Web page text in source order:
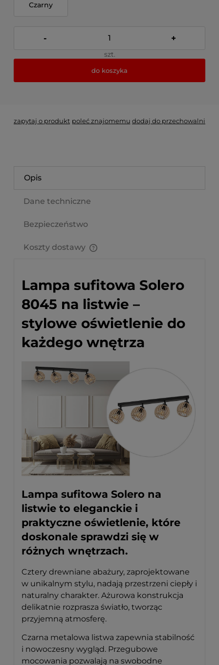
Czarny
- +
szt.
do koszyka
zapytaj o produkt poleć znajomemu dodaj do przechowalni
Opis
Dane techniczne
Bezpieczeństwo
Koszty dostawy
Lampa sufitowa Solero
8045 na listwie –
stylowe oświetlenie do
każdego wnętrza
Lampa sufitowa Solero na
listwie to eleganckie i
praktyczne oświetlenie, które
doskonale sprawdzi się w
różnych wnętrzach.
Cztery drewniane abażury, zaprojektowane
w unikalnym stylu, nadają przestrzeni ciepły i
naturalny charakter. Ażurowa konstrukcja
delikatnie rozprasza światło, tworząc
przyjemną atmosferę.
Czarna metalowa listwa zapewnia stabilność
i nowoczesny wygląd. Przegubowe
mocowania pozwalają na swobodne